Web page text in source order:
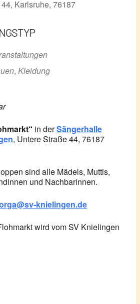
Karlsruhe, 76187
, Kleidung
in derSängerhalle
, Untere Straße 44, 76187
sind alle Mädels, Muttis,
und Nachbarinnen.
knielingen.de
wird vom SV Knielingen